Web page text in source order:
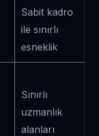
Sabit kadro
ile sınırlı
esneklik
Sınırlı
uzmanlık
alanları